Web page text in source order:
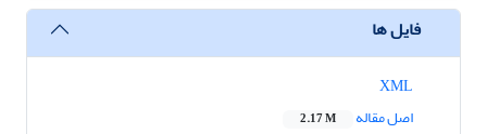
فایل ها
اصل مقاله
2.17 M